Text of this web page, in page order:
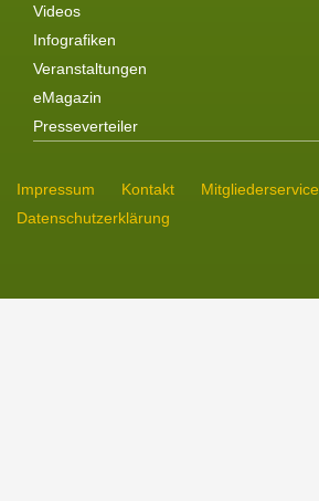
Videos
Infografiken
Veranstaltungen
eMagazin
Presseverteiler
Impressum Kontakt
Mitgliederservice
Datenschutzerklärung